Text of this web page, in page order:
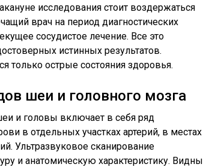
исследования стоит воздержаться
врач на период диагностических
сосудистое лечение. Все это
истинных результатов.
только острые состояния здоровья.
шеи и головного мозга
и головы включает в себя ряд
в отдельных участках артерий, в местах
Ультразвуковое сканирование
и анатомическую характеристику. Видны